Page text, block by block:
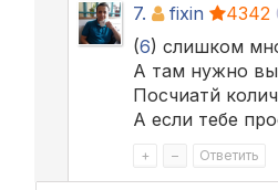
7. fixin 4342
(6) слишком
А там нужно
Посчиатй
А если тебе
+ – Ответить